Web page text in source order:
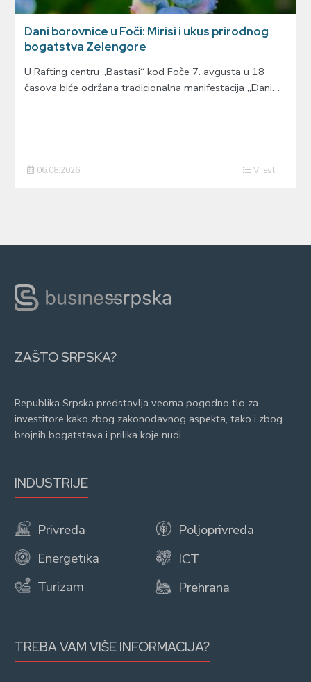
Dani borovnice u Foči: Mirisi i ukus prirodnog
bogatstva Zelengore
U Rafting centru „Bastasi“ kod Foče 7. avgusta u 18
časova biće održana tradicionalna manifestacija „Dani…
06.08.2026 Vijesti
ZAŠTO SRPSKA?
Republika Srpska predstavlja veoma pogodno tlo za
investitore kako zbog zakonodavnog aspekta, tako i zbog
brojnih bogatstava i prilika koje nudi.
INDUSTRIJE
Privreda
Energetika
Turizam
Poljoprivreda
ICT
Prehrana
TREBA VAM VIŠE INFORMACIJA?